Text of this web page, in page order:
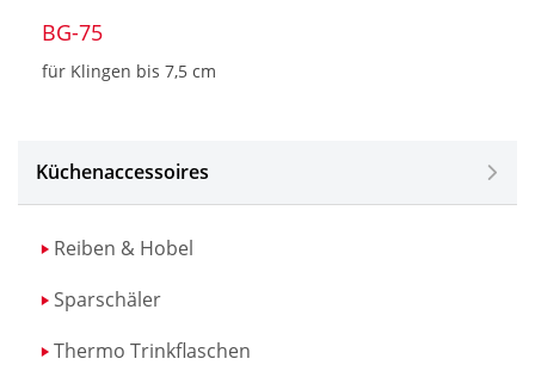
BG-75
für Klingen bis 7,5 cm
Küchenaccessoires
Reiben & Hobel
Sparschäler
Thermo Trinkflaschen